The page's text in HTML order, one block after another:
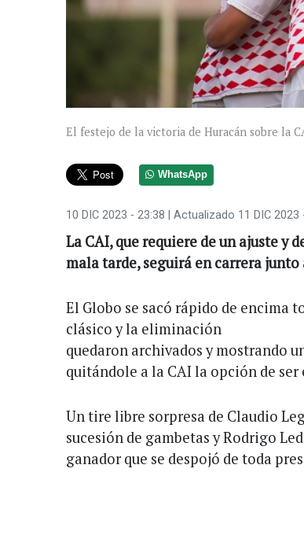
El festejo de la victoria de Huracán sobre la
WhatsApp
10 DIC 2023 - 23:38 | Actualizado 11 DIC 2023
La CAI, que requiere de un ajuste y
mala tarde, seguirá en carrera
El Globo se sacó rápido de encima
clásico y la eliminación
quedaron archivados y mostrando
quitándole a la CAI la opción de
Un tire libre sorpresa de Claudio
sucesión de gambetas y Rodrigo
ganador que se despojó de toda